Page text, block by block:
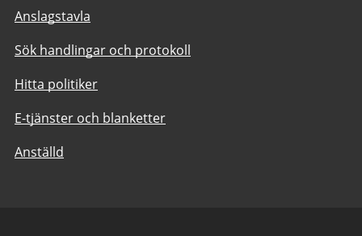
Anslagstavla
Sök handlingar och protokoll
Hitta politiker
E-tjänster och blanketter
Anställd